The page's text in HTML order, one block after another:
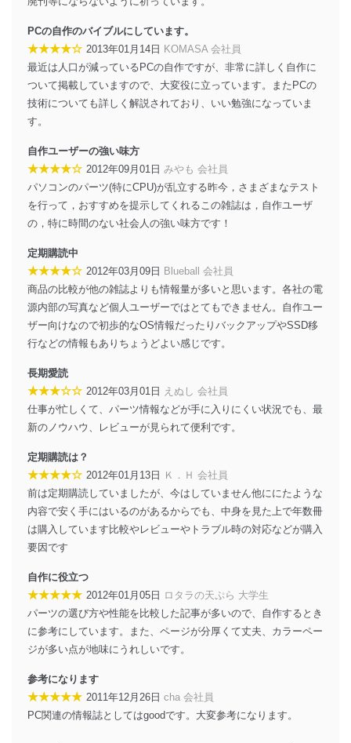
PCの自作のバイブルにしています。
★★★★☆ 2013年01月14日 KOMASA 会社員
最近は人口が減っているPCの自作ですが、非常に詳しく自作に
ついて掲載していますので、大変役に立っています。またPCの
技術についても詳しく解説されており、いい勉強になっていま
す。
自作ユーザーの強い味方
★★★★☆ 2012年09月01日 みやも 会社員
パソコンのパーツ(特にCPU)が乱立する昨今，さまざまなテスト
を行って，おすすめを提示してくれるこの雑誌は，自作ユーザ
の，特に時間のない社会人の強い味方です！
定期購読中
★★★★☆ 2012年03月09日 Blueball 会社員
商品の比較が他の雑誌よりも情報量が多いと思います。各社の電
源内部の写真など個人ユーザーではとてもできません。自作ユー
ザー向けなので初歩的なOS情報だったりバックアップやSSD移
行などの情報もありちょうどよい感じです。
長期愛読
★★★☆☆ 2012年03月01日 えぬし 会社員
仕事が忙しくて、パーツ情報などが手に入りにくい状況でも、最
新のノウハウ、レビューが見られて便利です。
定期購読は？
★★★★☆ 2012年01月13日
Ｋ．Ｈ 会社員
前は定期購読していましたが、今はしていません他ににたような
内容で安く手にはいるのがあるからでも、中身を見た上で年数冊
は購入しています比較やレビューやトラブル時の対応などが購入
要因です
自作に役立つ
★★★★★ 2012年01月05日 ロタラの天ぷら 大学生
パーツの選び方や性能を比較した記事が多いので、自作するとき
に参考にしています。また、ページが分厚くて丈夫、カラーペー
ジが多い点が地味にうれしいです。
参考になります
★★★★★ 2011年12月26日 cha 会社員
PC関連の情報誌としてはgoodです。大変参考になります。